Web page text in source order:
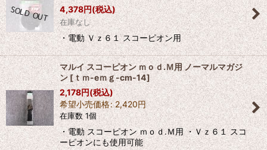
4,378円(税込)
在庫なし
・電動 Ｖｚ６１ スコーピオン用
マルイ スコーピオン ｍｏｄ.Ｍ用 ノーマルマガジ
ン[ｔｍ-eｍｇ-cm-14]
2,178円(税込)
希望小売価格: 2,420円
在庫数 1個
・電動 スコーピオン ｍｏｄ.Ｍ用 ・Ｖｚ６１ スコ
ーピオンにも使用可能